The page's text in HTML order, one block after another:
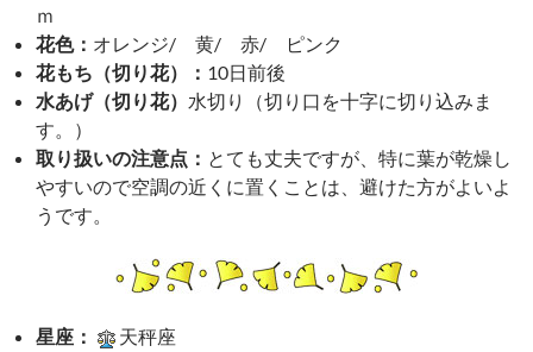
ｍ
花色： オレンジ/ 黄/ 赤/ ピンク
花もち（切り花）： 10日前後
水あげ（切り花） 水切り（切り口を十字に切り込みま
す。）
取り扱いの注意点： とても丈夫ですが、特に葉が乾燥し
やすいので空調の近くに置くことは、避けた方がよいよ
うです。
星座：
天秤座